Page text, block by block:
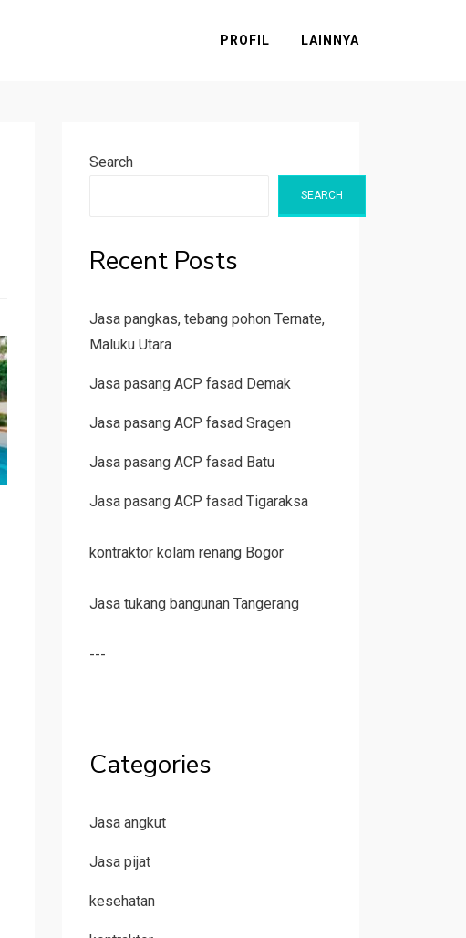
PROFIL LAINNYA
Search
SEARCH
Recent Posts
Jasa pangkas, tebang pohon Ternate,
Maluku Utara
Jasa pasang ACP fasad Demak
Jasa pasang ACP fasad Sragen
Jasa pasang ACP fasad Batu
Jasa pasang ACP fasad Tigaraksa
kontraktor kolam renang Bogor
Jasa tukang bangunan Tangerang
---
Categories
Jasa angkut
Jasa pijat
kesehatan